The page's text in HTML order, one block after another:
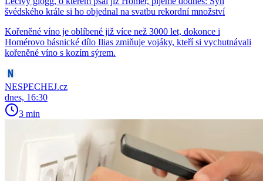
švédského krále si ho objednal na svatbu rekordní množství
Kořeněné víno je oblíbené již více než 3000 let, dokonce i
Homérovo básnické dílo Ilias zmiňuje vojáky, kteří si vychutnávali
kořeněné víno s kozím sýrem.
NESPECHEJ.cz
dnes, 16:30
3 min